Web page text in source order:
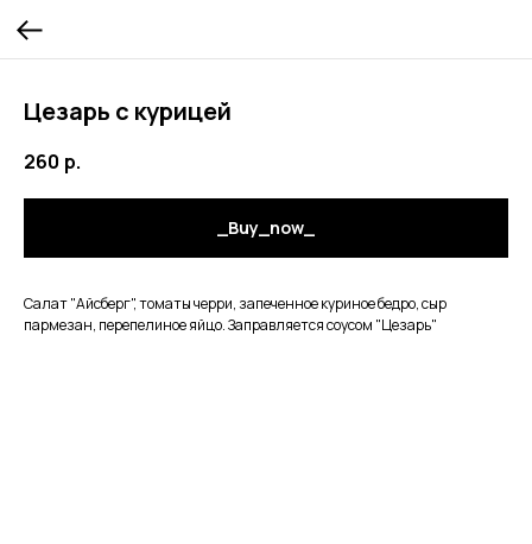
Цезарь с курицей
260 р.
_Buy_now_
Салат "Айсберг", томаты черри, запеченное куриное бедро, сыр
пармезан, перепелиное яйцо. Заправляется соусом "Цезарь"